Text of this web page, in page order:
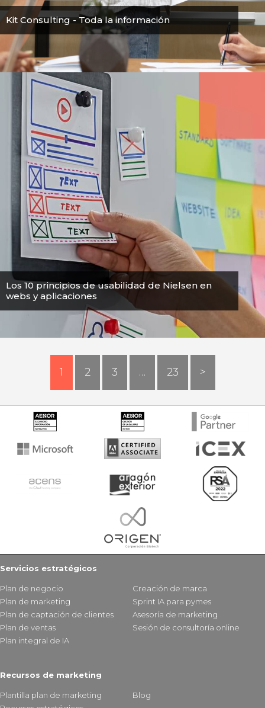
Kit Consulting - Toda la información
Los 10 principios de usabilidad de Nielsen en
webs y aplicaciones
1 2 3 … 23 >
Servicios estratégicos
Plan de negocio
Plan de marketing
Plan de captación de clientes
Plan de ventas
Plan integral de IA
Creación de marca
Sprint IA para pymes
Asesoría de marketing
Sesión de consultoría online
Recursos de marketing
Plantilla plan de marketing
Blog